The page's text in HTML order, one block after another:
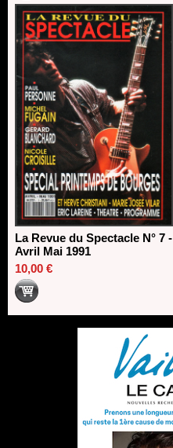
La Revue du Spectacle N° 7 -
Avril Mai 1991
10,00 €